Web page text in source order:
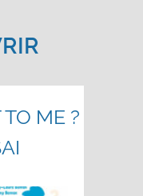
ME ?